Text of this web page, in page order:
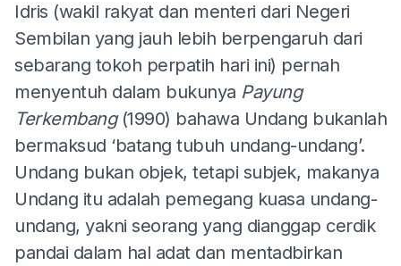
Idris (wakil rakyat dan menteri dari Negeri
Sembilan yang jauh lebih berpengaruh dari
sebarang tokoh perpatih hari ini) pernah
menyentuh dalam bukunya Payung
Terkembang(1990) bahawa Undang bukanlah
bermaksud ‘batang tubuh undang-undang’.
Undang bukan objek, tetapi subjek, makanya
Undang itu adalah pemegang kuasa undang-
undang, yakni seorang yang dianggap cerdik
pandai dalam hal adat dan mentadbirkan